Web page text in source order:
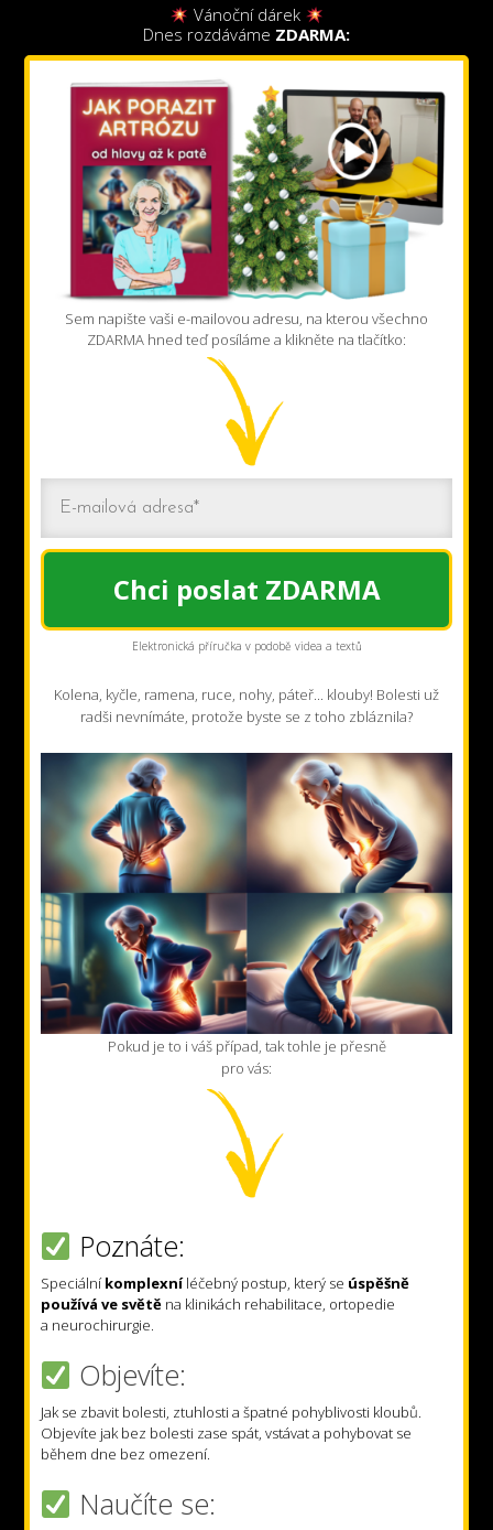
Vánoční dárek
Dnes rozdáváme ZDARMA:
Sem napište vaši e-mailovou adresu, na kterou všechno
ZDARMA hned teď posíláme a klikněte na tlačítko:
Chci poslat ZDARMA
Elektronická příručka v podobě videa a textů
Kolena, kyčle, ramena, ruce, nohy, páteř... klouby! Bolesti už
radši nevnímáte, protože byste se z toho zbláznila?
Pokud je to i váš případ, tak tohle je přesně
pro vás:
Poznáte:
Speciálníkomplexníléčebný postup, který se úspěšně
používá ve světě na klinikách rehabilitace, ortopedie
a neurochirurgie.
Objevíte:
Jak se zbavit bolesti, ztuhlosti a špatné pohyblivosti kloubů.
Objevíte jak bez bolesti zase spát, vstávat a pohybovat se
během dne bez omezení.
Naučíte se: